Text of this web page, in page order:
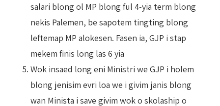
salari blong ol MP blong ful 4-yia term blong
nekis Palemen, be sapotem tingting blong
leftemap MP alokesen. Fasen ia, GJP i stap
mekem finis long las 6 yia
Wok insaed long eni Ministri we GJP i holem
blong jenisim evri loa we i givim janis blong
wan Minista i save givim wok o skolaship o